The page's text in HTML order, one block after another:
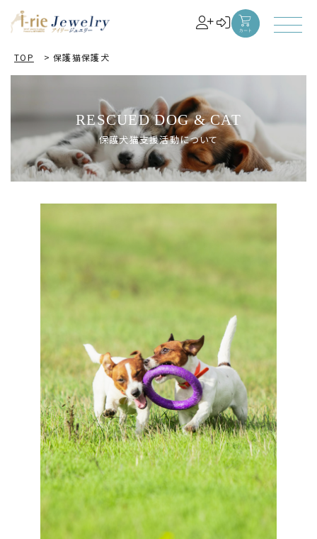
TOP >保護猫保護犬
RESCUED DOG & CAT
保護犬猫支援活動について